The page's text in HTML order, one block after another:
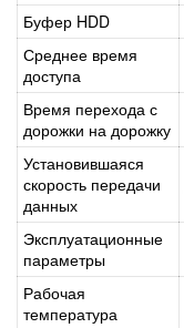
Буфер HDD
Среднее время
доступа
Время перехода с
дорожки на дорожку
Установившаяся
скорость передачи
данных
Эксплуатационные
параметры
Рабочая
температура